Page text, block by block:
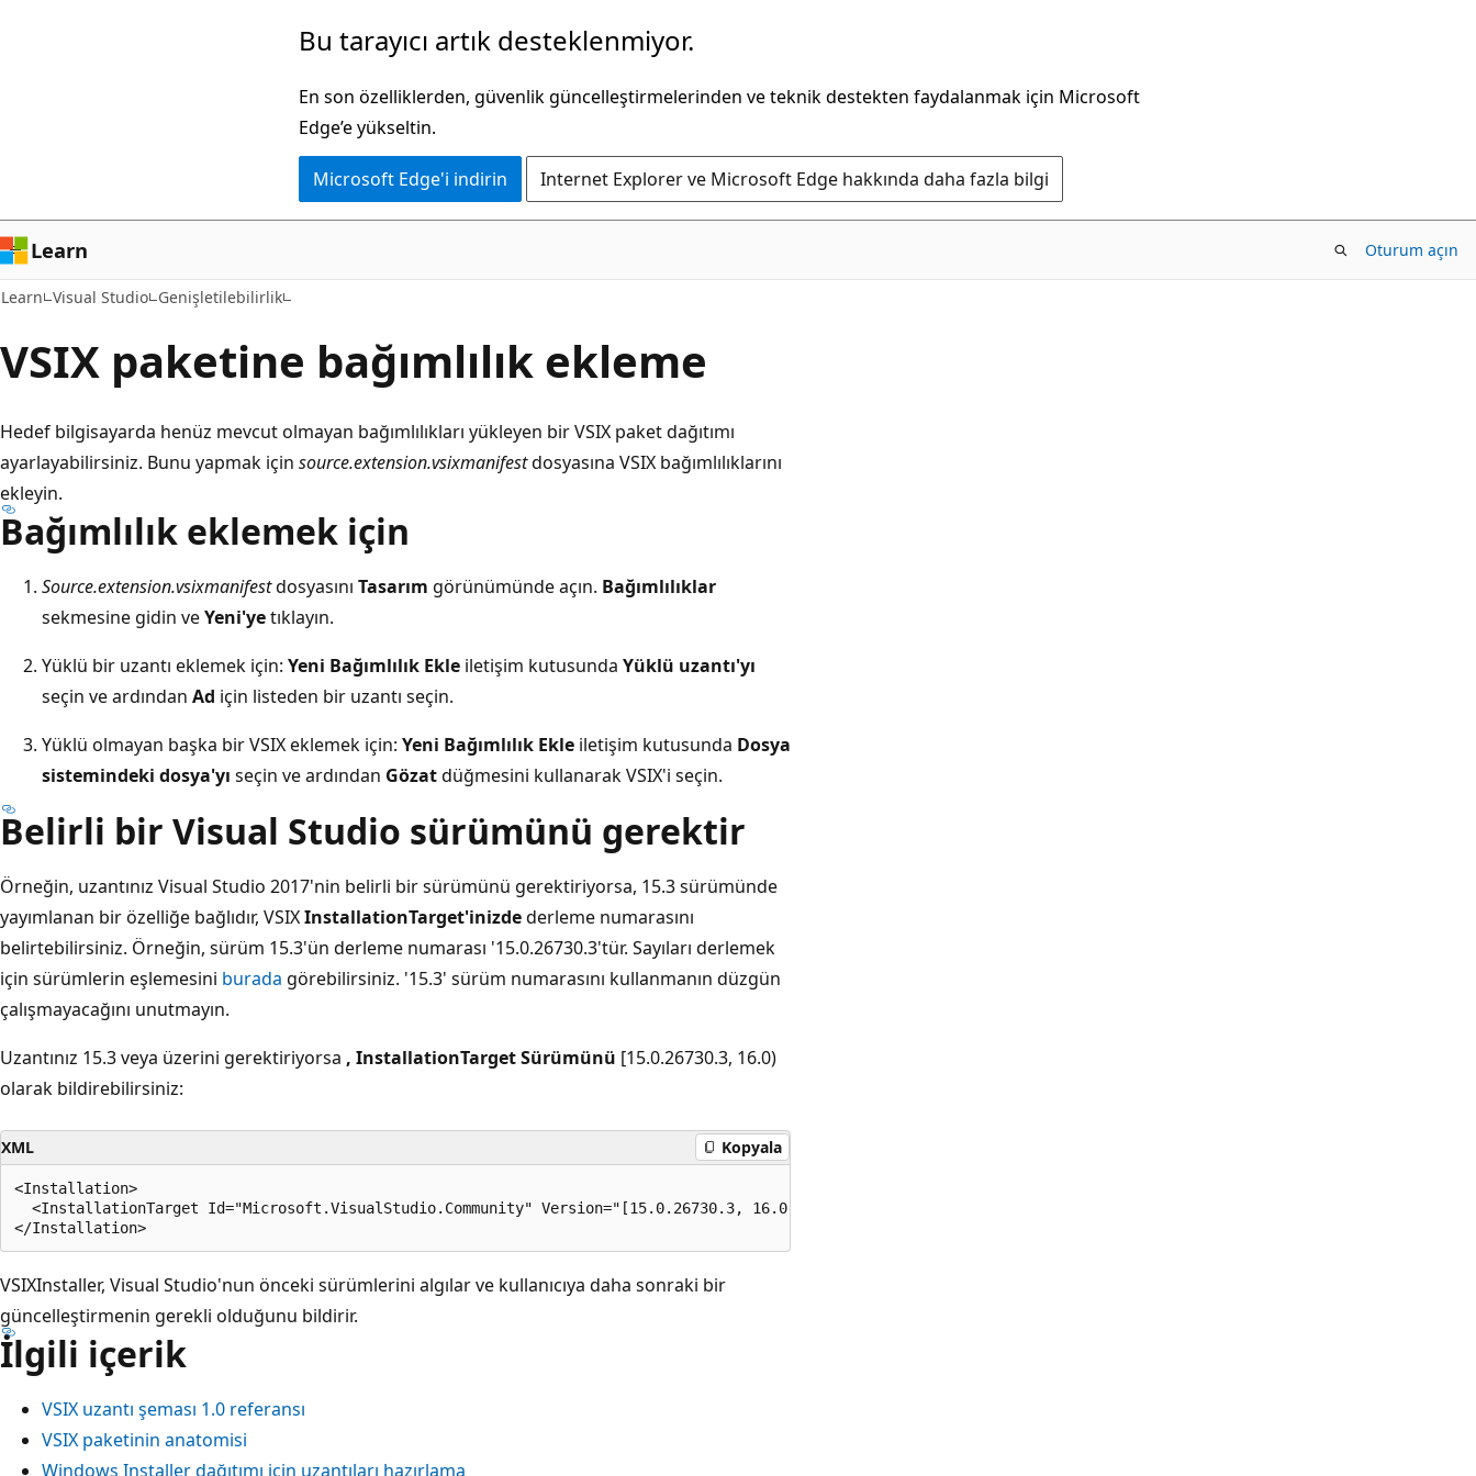
Bu tarayıcı artık desteklenmiyor.
En son özelliklerden, güvenlik güncelleştirmelerinden ve teknik destekten faydalanmak için Microsoft
Edge’e yükseltin.
Microsoft Edge'i indirin Internet Explorer ve Microsoft Edge hakkında daha fazla bilgi
Learn Oturum açın
Learn Visual Studio Genişletilebilirlik
VSIX paketine bağımlılık ekleme
Hedef bilgisayarda henüz mevcut olmayan bağımlılıkları yükleyen bir VSIX paket dağıtımı
ayarlayabilirsiniz. Bunu yapmak için source.extension.vsixmanifestdosyasına VSIX bağımlılıklarını
ekleyin.
Bağımlılık eklemek için
Source.extension.vsixmanifestdosyasını Tasarım görünümünde açın. Bağımlılıklar
sekmesine gidin veYeni'yetıklayın.
Yüklü bir uzantı eklemek için: Yeni Bağımlılık Ekle iletişim kutusunda Yüklü uzantı'yı
seçin ve ardından Ad için listeden bir uzantı seçin.
Yüklü olmayan başka bir VSIX eklemek için: Yeni Bağımlılık Ekle iletişim kutusunda Dosya
sistemindeki dosya'yı seçin ve ardından Gözatdüğmesini kullanarak VSIX'i seçin.
Belirli bir Visual Studio sürümünü gerektir
Örneğin, uzantınız Visual Studio 2017'nin belirli bir sürümünü gerektiriyorsa, 15.3 sürümünde
yayımlanan bir özelliğe bağlıdır, VSIXInstallationTarget'inizdederleme numarasını
belirtebilirsiniz. Örneğin, sürüm 15.3'ün derleme numarası '15.0.26730.3'tür. Sayıları derlemek
için sürümlerin eşlemesini burada görebilirsiniz. '15.3' sürüm numarasını kullanmanın düzgün
çalışmayacağını unutmayın.
Uzantınız 15.3 veya üzerini gerektiriyorsa , InstallationTarget Sürümünü [15.0.26730.3, 16.0)
olarak bildirebilirsiniz:
XML Kopyala
<Installation>
  <InstallationTarget Id="Microsoft.VisualStudio.Community" Version="[15.0.26730.3, 16.0)" />
VSIXInstaller, Visual Studio'nun önceki sürümlerini algılar ve kullanıcıya daha sonraki bir
güncelleştirmenin gerekli olduğunu bildirir.
İlgili içerik
VSIX uzantı şeması 1.0 referansı
VSIX paketinin anatomisi
Windows Installer dağıtımı için uzantıları hazırlama